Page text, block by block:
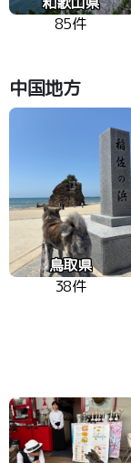
85件
中国地方
鳥取県
38件